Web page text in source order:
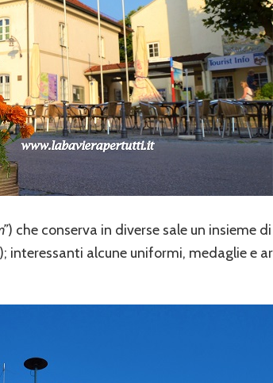
) che conserva in diverse sale un insieme
interessanti alcune uniformi, medaglie e